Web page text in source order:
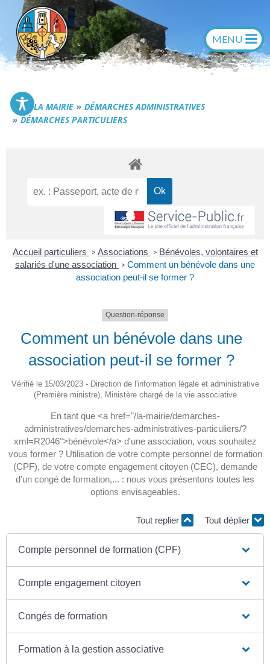
contenu
Commune de Générac
LA MAIRIE
DÉMARCHES ADMINISTRATIVES
DÉMARCHES PARTICULIERS
Accueil particuliers > Associations > Bénévoles, volontaires et
salariés d'une association > Comment un bénévole dans une
association peut-il se former ?
Question-réponse
Comment un bénévole dans une
association peut-il se former ?
Vérifié le 15/03/2023 - Direction de l'information légale et administrative
(Première ministre), Ministère chargé de la vie associative
En tant que <a href="/la-mairie/demarches-
administratives/demarches-administratives-particuliers/?
xml=R2046">bénévole</a> d'une association, vous souhaitez
vous former ? Utilisation de votre compte personnel de formation
(CPF), de votre compte engagement citoyen (CEC), demande
d'un congé de formation,... : nous vous présentons toutes les
options envisageables.
Tout replier Tout déplier
Compte personnel de formation (CPF)
Compte engagement citoyen
Congés de formation
Formation à la gestion associative